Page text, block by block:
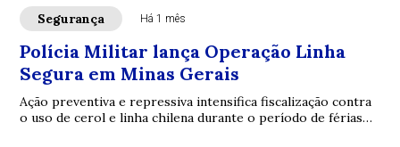
Segurança Há 1 mês
Polícia Militar lança Operação Linha
Segura em Minas Gerais
Ação preventiva e repressiva intensifica fiscalização contra
o uso de cerol e linha chilena durante o período de férias